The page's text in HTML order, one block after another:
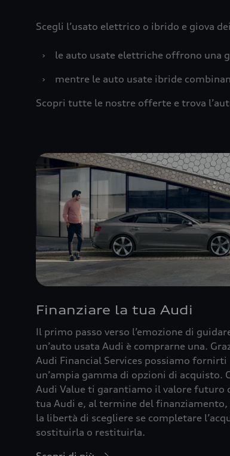
Scegli l’usato elettrico o ibrido e giova
›
le auto usate elettriche offrono una
›
mentre le auto usate ibride
Scopri tutte le nostre offerte e trova
Finanziare la tua Audi
Il primo passo verso l’emozione di
un’auto usata Audi è comprarne una.
Audi Financial Services possiamo fornirti
un’ampia gamma di opzioni di acquisto.
Audi Value ti garantiamo il valore futuro
tua Audi e, al termine del
la libertà di scegliere se completare
sostituirla o restituirla.